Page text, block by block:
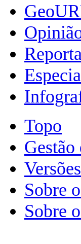
Topo
Gestão
Sobre
Sobre